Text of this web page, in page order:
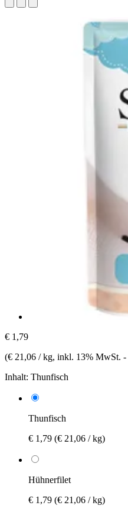
€ 1,79
(€ 21,06 / kg, inkl. 13% MwSt. -
Inhalt: Thunfisch
Thunfisch
€ 1,79 (€ 21,06 / kg)
Hühnerfilet
€ 1,79 (€ 21,06 / kg)